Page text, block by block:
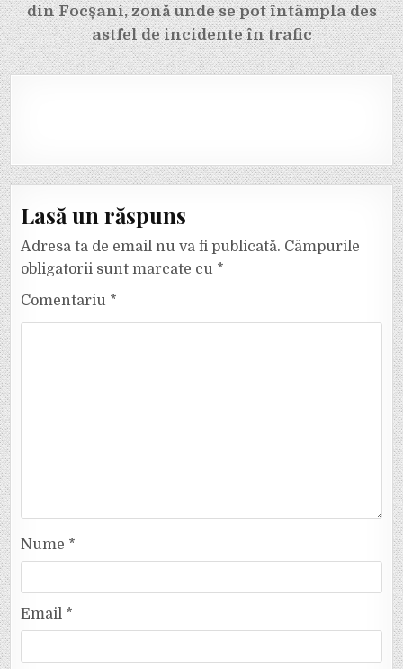
din Focșani, zonă unde se pot întâmpla des
astfel de incidente în trafic
Lasă un răspuns
Adresa ta de email nu va fi publicată. Câmpurile
obligatorii sunt marcate cu *
Comentariu *
Nume *
Email *